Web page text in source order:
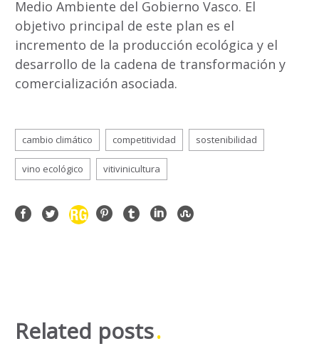
Medio Ambiente del Gobierno Vasco. El
objetivo principal de este plan es el
incremento de la producción ecológica y el
desarrollo de la cadena de transformación y
comercialización asociada.
cambio climático competitividad sostenibilidad
vino ecológico vitivinicultura
Related posts